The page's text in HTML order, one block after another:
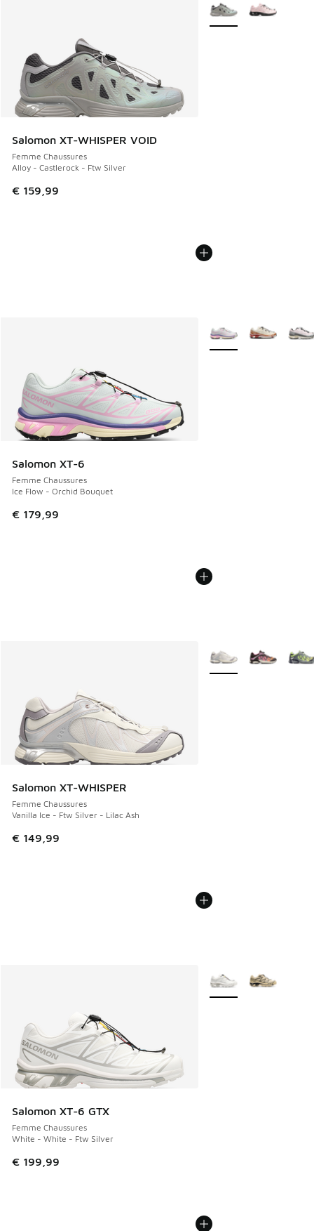
Salomon XT-WHISPER VOID
Femme Chaussures
Alloy - Castlerock - Ftw Silver
€ 159,99
Plus de couleurs
Salomon XT-6
Femme Chaussures
Ice Flow - Orchid Bouquet
€ 179,99
Plus de couleurs
Salomon XT-WHISPER
Femme Chaussures
Vanilla Ice - Ftw Silver - Lilac Ash
€ 149,99
Plus de couleurs
Salomon XT-6 GTX
Femme Chaussures
White - White - Ftw Silver
€ 199,99
Plus de couleurs